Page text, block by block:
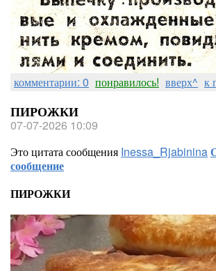
комментарии: 0 понравилось! вверх^ к
ПИРОЖКИ
07-07-2026 10:09
Это цитата сообщения Inessa_Rjabinina
сообщение
ПИРОЖКИ